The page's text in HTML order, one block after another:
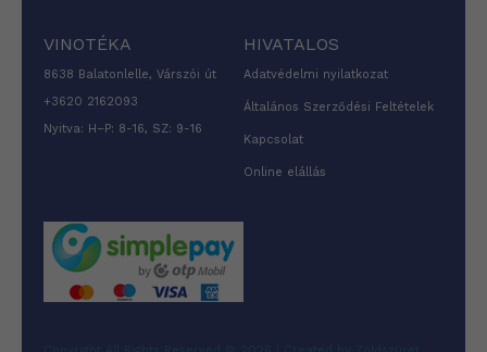
VINOTÉKA
8638 Balatonlelle, Várszói út
+3620 2162093
Nyitva: H–P: 8-16, SZ: 9-16
HIVATALOS
Adatvédelmi nyilatkozat
Általános Szerződési Feltételek
Kapcsolat
Online elállás